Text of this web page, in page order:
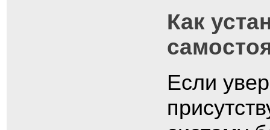
Как
Если